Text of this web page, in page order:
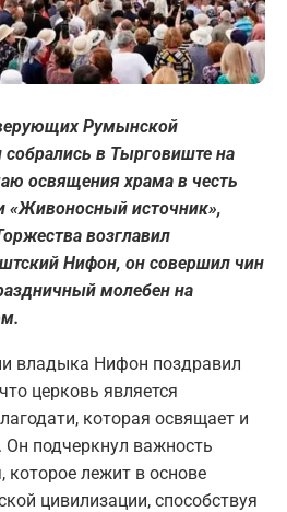
Румынской
в Тырговиште на
освящения храма в честь
источник»,
возглавил
Нифон, он совершил чин
молебен на
владыка Нифон поздравил
церковь является
которая освящает и
Он подчеркнул важность
которое лежит в основе
цивилизации, способствуя